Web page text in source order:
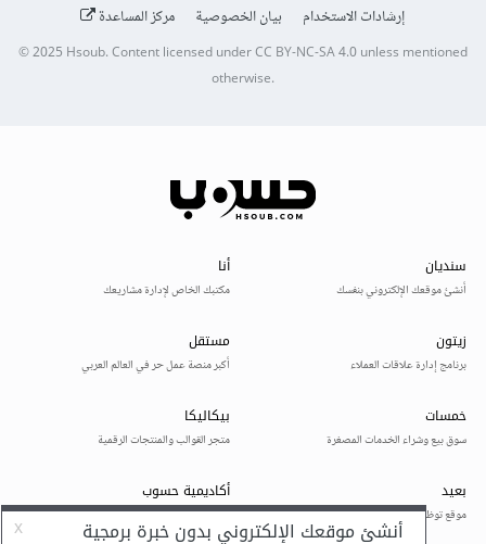
إرشادات الاستخدام
بيان الخصوصية مركز المساعدة
© 2025Hsoub.Content licensed underCC BY-NC-SA 4.0unless mentioned
otherwise.